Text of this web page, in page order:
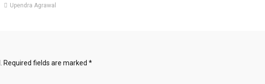
Upendra Agrawal
Required fields are marked *